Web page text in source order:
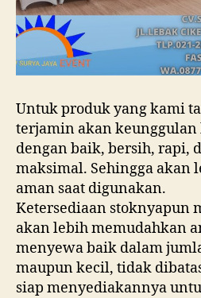
Untuk produk yang kami
terjamin akan
dengan baik, bersih, rapi,
maksimal. Sehingga akan
aman saat digunakan.
Ketersediaan stoknyapun
akan lebih memudahkan
menyewa baik dalam
maupun kecil, tidak
siap menyediakannya